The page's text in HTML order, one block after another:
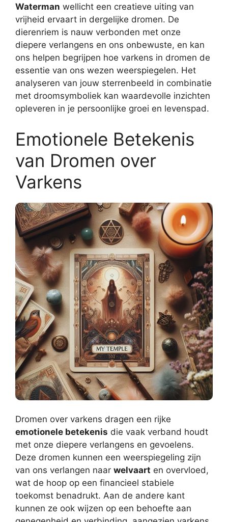
Waterman wellicht een creatieve uiting van
vrijheid ervaart in dergelijke dromen. De
dierenriem is nauw verbonden met onze
diepere verlangens en ons onbewuste, en kan
ons helpen begrijpen hoe varkens in dromen de
essentie van ons wezen weerspiegelen. Het
analyseren van jouw sterrenbeeld in combinatie
met droomsymboliek kan waardevolle inzichten
opleveren in je persoonlijke groei en levenspad.
Emotionele Betekenis
van Dromen over
Varkens
Dromen over varkens dragen een rijke
emotionele betekenis die vaak verband houdt
met onze diepere verlangens en gevoelens.
Deze dromen kunnen een weerspiegeling zijn
van ons verlangen naar welvaart en overvloed,
wat de hoop op een financieel stabiele
toekomst benadrukt. Aan de andere kant
kunnen ze ook wijzen op een behoefte aan